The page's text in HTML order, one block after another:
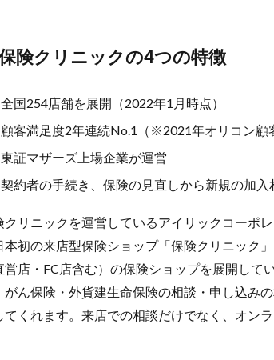
険クリニックの4つの特徴
全国254店舗を展開（2022年1月時点）
顧客満足度2年連続No.1（※2021年オリコン顧
東証マザーズ上場企業が運営
契約者の手続き、保険の見直しから新規の加入
クリニックを運営しているアイリックコーポ
本初の来店型保険ショップ「保険クリニック
営店・FC店含む）の保険ショップを展開し
がん保険・外貨建生命保険の相談・申し込み
てくれます。来店での相談だけでなく、オン